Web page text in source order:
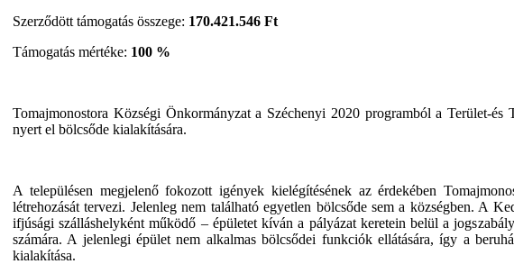
Szerződött támogatás összege: 170.421.546 Ft
Támogatás mértéke: 100 %
Tomajmonostora Községi Önkormányzat a Széchenyi 2020 programból a Terület-
nyert el bölcsőde kialakítására.
A településen megjelenő fokozott igények kielégítésének az érdekében
létrehozását tervezi. Jelenleg nem található egyetlen bölcsőde sem a községben. A
ifjúsági szálláshelyként működő – épületet kíván a pályázat keretein belül a
számára. A jelenlegi épület nem alkalmas bölcsődei funkciók ellátására, így a
kialakítása.